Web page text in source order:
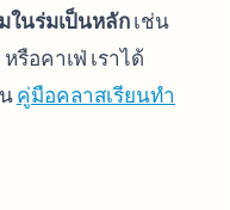
ในร่มเป็นหลักเช่น
รือคาเฟ่ เราได้
คู่มือคลาสเรียนทำ